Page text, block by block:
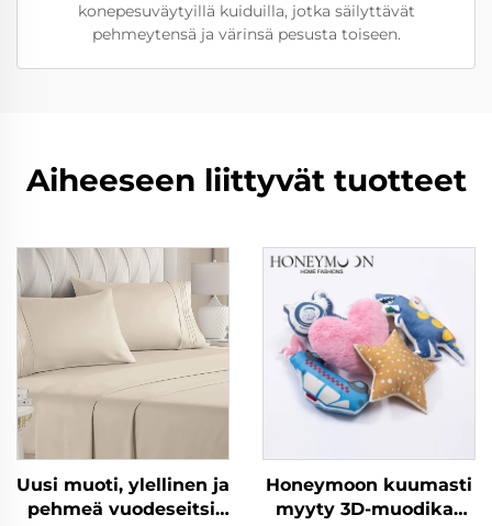
konepesuväytyillä kuiduilla, jotka säilyttävät
pehmeytensä ja värinsä pesusta toiseen.
Aiheeseen liittyvät tuotteet
Uusi muoti, ylellinen ja
pehmeä vuodeseitsi,
Honeymoon kuumasti
myyty 3D-muodikas